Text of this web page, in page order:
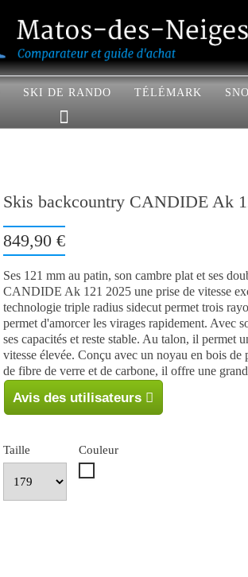
SKI DE RANDO TÉLÉMARK
Skis backcountry CANDIDE Ak
849,90 €
Ses 121 mm au patin, son cambre plat et ses
CANDIDE Ak 121 2025 une prise de vitesse
technologie triple radius sidecut permet trois
permet d'amorcer les virages rapidement. Avec
ses capacités et reste stable. Au talon, il permet
vitesse élevée. Conçu avec un noyau en bois
de fibre de verre et de carbone, il offre une
Avis des utilisateurs
Taille
Couleur